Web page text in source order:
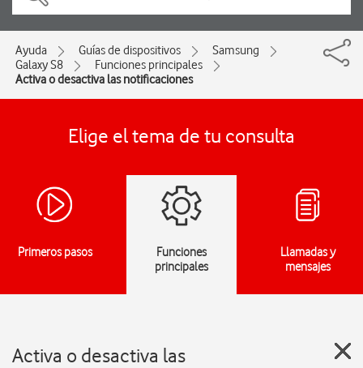
Ayuda Guías de dispositivos
Samsung
Galaxy S8
Funciones principales
Activa o desactiva las notificaciones
Elige el tema de tu consulta
Primeros pasos
Funciones
principales
Llamadas y
mensajes
Activa o desactiva las